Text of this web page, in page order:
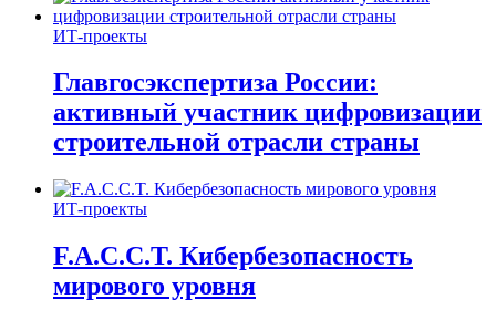
ИТ-проекты
Главгосэкспертиза России:
активный участник цифровизации
строительной отрасли страны
ИТ-проекты
F.A.C.C.T. Кибербезопасность
мирового уровня